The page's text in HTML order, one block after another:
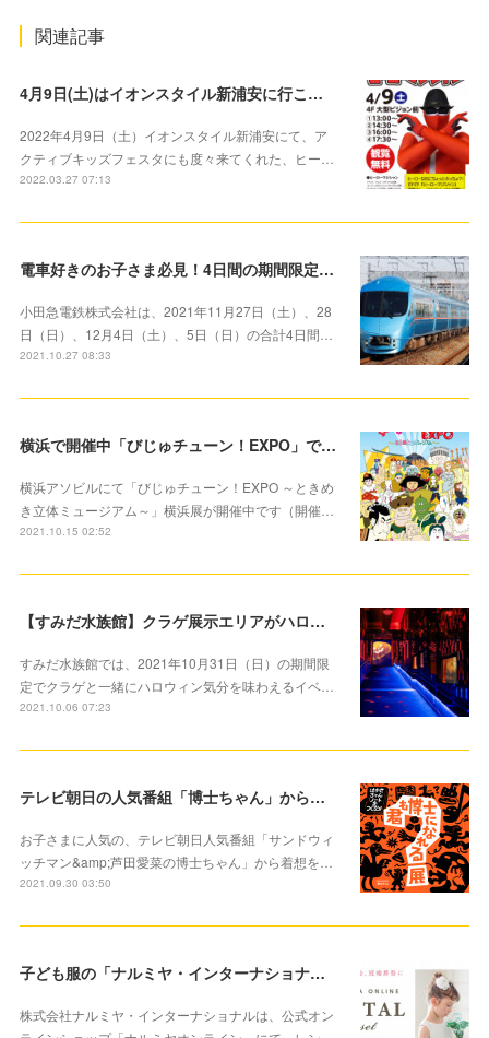
関連記事
4月9日(土)はイオンスタイル新浦安に行こう！アクティブキッズフェスタにも登場したヒーローマジシャンがマジックを披露します！
2022年4月9日（土）イオンスタイル新浦安にて、ア
クティブキッズフェスタにも度々来てくれた、ヒー…
2022.03.27 07:13
電車好きのお子さま必見！4日間の期間限定 「お子さま対象」100円で小田急線を1日満喫できる「1日全線フリー乗車券」を発売
小田急電鉄株式会社は、2021年11月27日（土）、28
日（日）、12月4日（土）、5日（日）の合計4日間…
2021.10.27 08:33
横浜で開催中「びじゅチューン！EXPO」で楽しく芸術の秋を楽しもう
横浜アソビルにて「びじゅチューン！EXPO ～ときめ
き立体ミュージアム～」横浜展が開催中です（開催…
2021.10.15 02:52
【すみだ水族館】クラゲ展示エリアがハロウィンバージョンに！ 「ハロウィン in すみだ水族館」開催中
すみだ水族館では、2021年10月31日（日）の期間限
定でクラゲと一緒にハロウィン気分を味わえるイベ…
2021.10.06 07:23
テレビ朝日の人気番組「博士ちゃん」から着想を得た参加型イベント10月2日より開催
お子さまに人気の、テレビ朝日人気番組「サンドウィ
ッチマン&amp;芦田愛菜の博士ちゃん」から着想を…
2021.09.30 03:50
子ども服の「ナルミヤ・インターナショナル」大切な記念に洋服レンタルサービススタート
株式会社ナルミヤ・インターナショナルは、公式オン